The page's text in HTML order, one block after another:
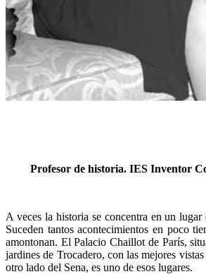
Profesor de historia. IES Inventor
A veces la historia se concentra en un
Suceden tantos acontecimientos en poco
amontonan. El Palacio Chaillot de París,
jardines de Trocadero, con las mejores
otro lado del Sena, es uno de esos lugares.